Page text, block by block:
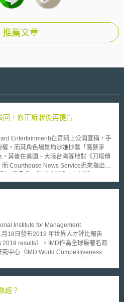
推薦文章
回，修正訴狀後再提告
Entertainment)在官網上公開宣稱，手
，而其角色場景均涉嫌抄襲「魔獸爭
其後在美國、大陸台灣等地對《刀塔傳
Courthouse News Service近來指出，
仍有例外。依據上訴法院在1978年的
則可例外予以保護，而特別特色需要有
、服裝、武器、背景設定等證據資料，
特性，故予以駁回。而暴雪公司則於12
非侵權主張不成立，而是訴訟資料不齊
暴雪公司會於修正訴狀後，再提起訴
美國法院判決是否使蘋果公司在中國大
Institute for Management
18日發布2019 年世界人才評比報告
2019 results）。IMD作為全球最著名商
中心（IMD World Competitiveness
排名（World Competitiveness
「人
輕？